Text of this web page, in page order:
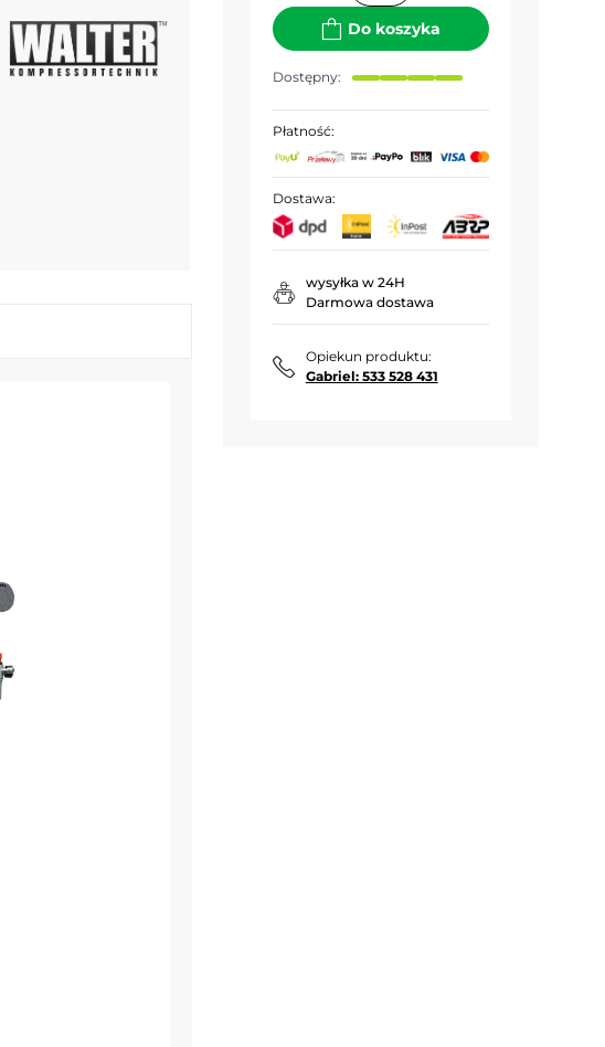
Do koszyka
Dostępny:
Płatność:
Dostawa:
wysyłka w 24H
Darmowa dostawa
Opiekun produktu:
Gabriel: 533 528 431